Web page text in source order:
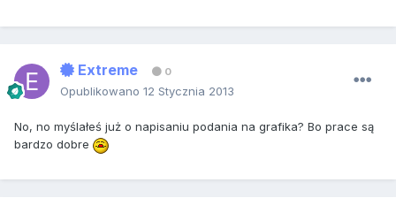
Extreme 0
Opublikowano 12 Stycznia 2013
No, no myślałeś już o napisaniu podania na grafika? Bo prace są
bardzo dobre